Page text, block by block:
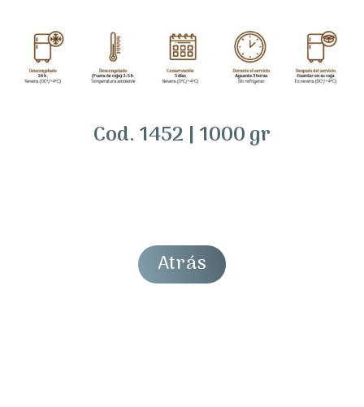
Cod. 1452 | 1000 gr
Atrás